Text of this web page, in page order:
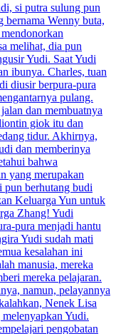
si putra sulung pun
Wenny buta,
melihat, dia pun
Yudi. Saat Yudi
ibunya. Charles, tuan
diusir berpura-pura
pulang.
dan membuatnya
giok itu dan
tidur. Akhirnya,
dan memberinya
bahwa
yang merupakan
pun berhutang budi
Keluarga Yun untuk
Zhang! Yudi
pura menjadi hantu
Yudi sudah mati
kesalahan ini
manusia, mereka
mereka pelajaran.
namun, pelayannya
Nenek Lisa
Yudi.
pengobatan